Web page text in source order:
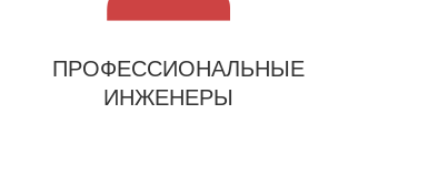
ПРОФЕССИОНАЛЬНЫЕ
ИНЖЕНЕРЫ